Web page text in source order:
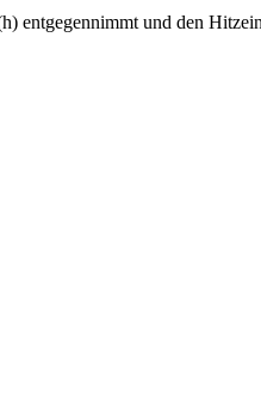
entgegennimmt und den